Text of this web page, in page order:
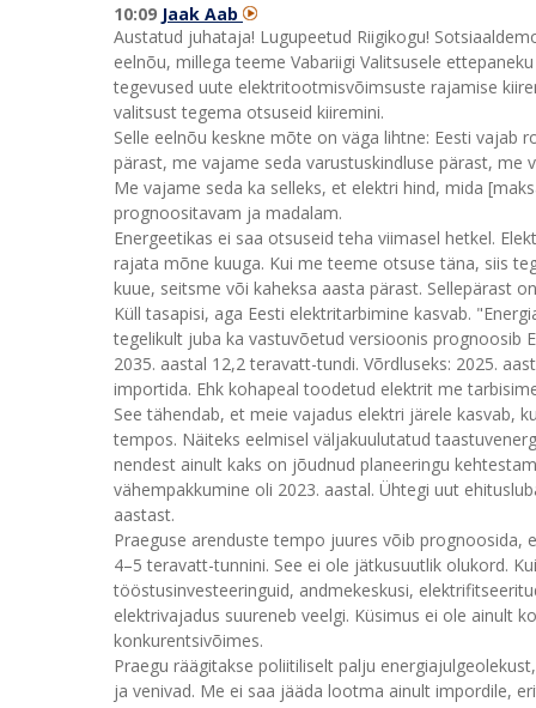
10:09 Jaak Aab
Austatud juhataja! Lugupeetud Riigikogu!
eelnõu, millega teeme Vabariigi Valitsusele
tegevused uute elektritootmisvõimsuste rajamise
valitsust tegema otsuseid kiiremini.
Selle eelnõu keskne mõte on väga lihtne: Eesti
pärast, me vajame seda varustuskindluse pärast,
Me vajame seda ka selleks, et elektri hind, mida
prognoositavam ja madalam.
Energeetikas ei saa otsuseid teha viimasel hetkel.
rajata mõne kuuga. Kui me teeme otsuse täna, siis
kuue, seitsme või kaheksa aasta pärast. Sellepärast
Küll tasapisi, aga Eesti elektritarbimine kasvab.
tegelikult juba ka vastuvõetud versioonis prognoosib
2035. aastal 12,2 teravatt-tundi. Võrdluseks: 2025.
importida. Ehk kohapeal toodetud elektrit me
See tähendab, et meie vajadus elektri järele kasvab,
tempos. Näiteks eelmisel väljakuulutatud
nendest ainult kaks on jõudnud planeeringu
vähempakkumine oli 2023. aastal. Ühtegi uut
aastast.
Praeguse arenduste tempo juures võib prognoosida,
4–5 teravatt-tunnini. See ei ole jätkusuutlik olukord.
tööstusinvesteeringuid, andmekeskusi,
elektrivajadus suureneb veelgi. Küsimus ei ole ainult
konkurentsivõimes.
Praegu räägitakse poliitiliselt palju
ja venivad. Me ei saa jääda lootma ainult impordile,